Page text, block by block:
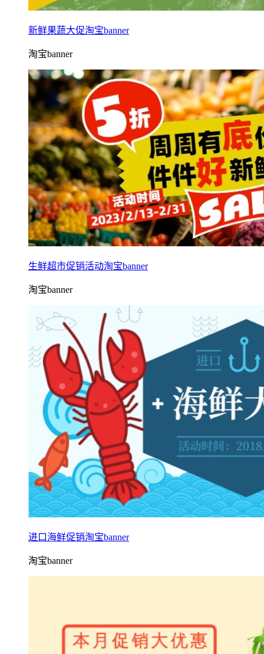
新鲜果蔬大促淘宝banner
淘宝banner
生鲜超市促销活动淘宝banner
淘宝banner
进口海鲜促销淘宝banner
淘宝banner